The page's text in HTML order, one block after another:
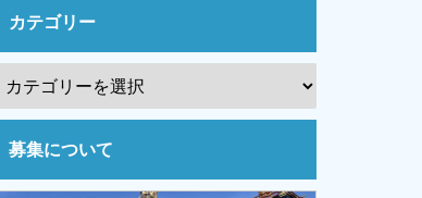
カテゴリー
募集について